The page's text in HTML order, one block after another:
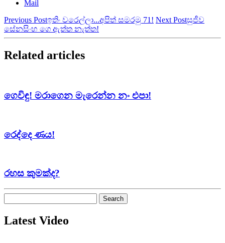
Mail
Previous Postඉතිං වරෙල්ලා...අපිත් සමරමු 71! Next Postසුජීව
සේනසිංහ ගෙ ඇත්ත නැත්ත!
Related articles
ගෙවිඳු! මරාගෙන මැරෙන්න නං එපා!
රෙද්දෙ ණය!
රහස කුමක්ද?
for:
Latest Video